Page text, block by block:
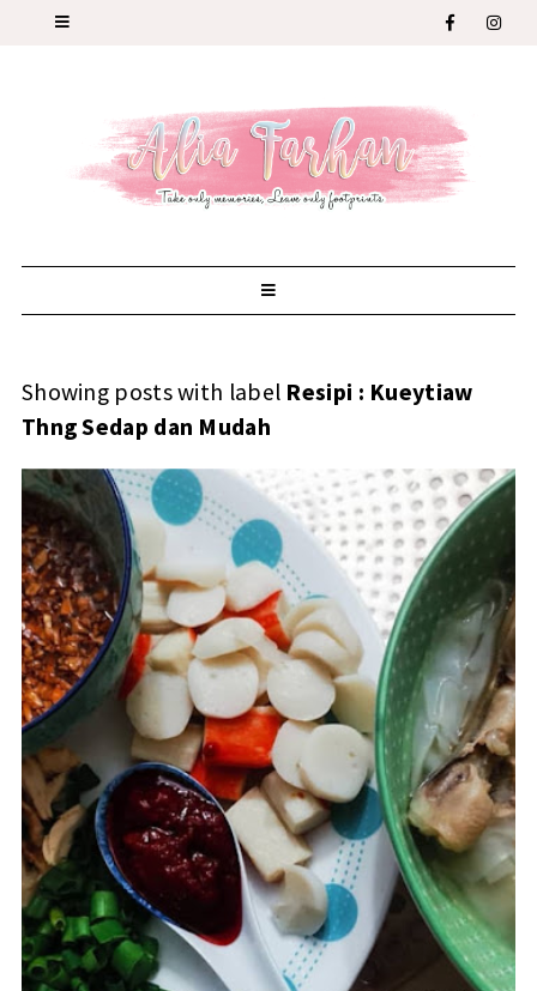
Showing posts with label Resipi : Kueytiaw
Thng Sedap dan Mudah